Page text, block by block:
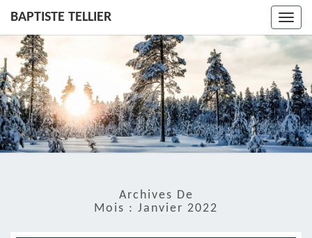
BAPTISTE TELLIER
Archives De
Mois : Janvier 2022